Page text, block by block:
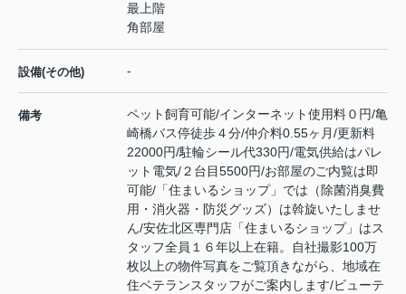
最上階
角部屋
設備(その他) -
備考
ペット飼育可能/インターネット使用料０円/亀
崎橋バス停徒歩４分/仲介料0.55ヶ月/更新料
22000円/駐輪シール代330円/電気供給はパレ
ット電気/２台目5500円/お部屋のご内覧は即
可能/「住まいるショップ」では（除菌消臭費
用・消火器・防災グッズ）は斡旋いたしませ
ん/安佐北区専門店「住まいるショップ」はス
タッフ全員１６年以上在籍。自社撮影100万
枚以上の物件写真をご覧頂きながら、地域在
住ベテランスタッフがご案内します/ビューテ